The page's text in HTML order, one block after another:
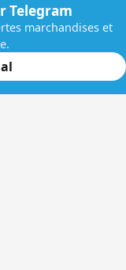
Telegram
marchandises et